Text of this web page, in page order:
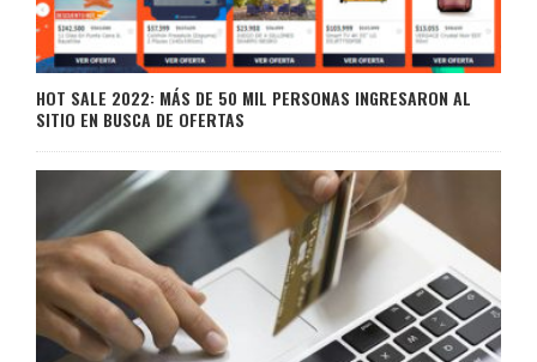
HOT SALE 2022: MÁS DE 50 MIL PERSONAS INGRESARON AL
SITIO EN BUSCA DE OFERTAS